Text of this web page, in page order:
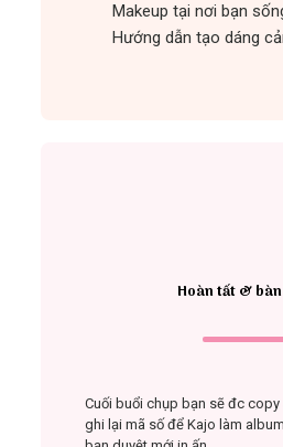
Makeup tại nơi bạn
Hướng dẫn tạo dáng
Hoàn tất &
Cuối buổi chụp bạn sẽ đc copy
ghi lại mã số để Kajo làm